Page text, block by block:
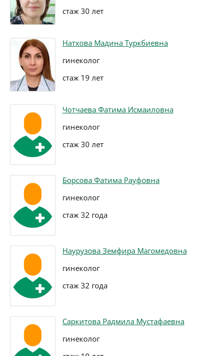
стаж 30 лет
Натхова Мадина Туркбиевна
гинеколог
стаж 19 лет
Чотчаева Фатима Исмаиловна
гинеколог
стаж 30 лет
Борсова Фатима Рауфовна
гинеколог
стаж 32 года
Наурузова Земфира Магомедовна
гинеколог
стаж 32 года
Саркитова Радмила Мустафаевна
гинеколог